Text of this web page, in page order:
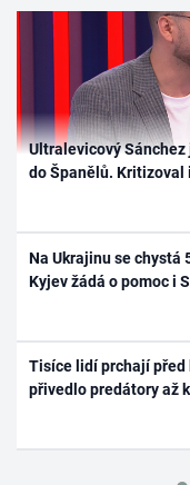
Ultralevicový
do Španělů. Kritizoval
Na Ukrajinu se chystá
Kyjev žádá o pomoc i
Tisíce lidí prchají před
přivedlo predátory až